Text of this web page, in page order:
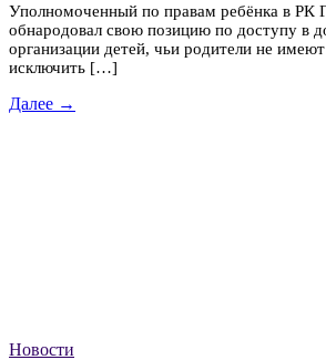
Уполномоченный по правам ребёнка в РК
обнародовал свою позицию по доступу в
организации детей, чьи родители не
исключить […]
Далее →
Новости